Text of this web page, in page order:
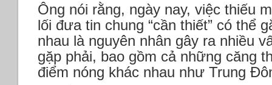
Ông nói rằng, ngày nay, việc thiếu
lối đưa tin chung “cần thiết” có thể
nhau là nguyên nhân gây ra nhiều
gặp phải, bao gồm cả những căng
điểm nóng khác nhau như Trung